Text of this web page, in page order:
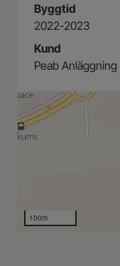
Byggtid
2022-2023
Kund
Peab Anläggning
100m